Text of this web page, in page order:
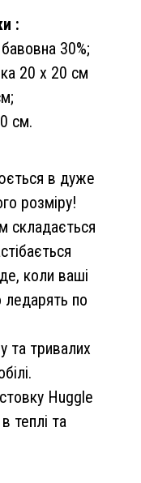
:
30%;
20 х 20 см
см.
в дуже
розміру!
складається
коли ваші
ледарять по
та тривалих
Huggle
теплі та